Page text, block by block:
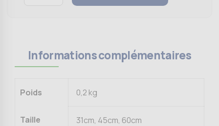
Informations complémentaires
Poids 0,2 kg
Taille 31cm, 45cm, 60cm